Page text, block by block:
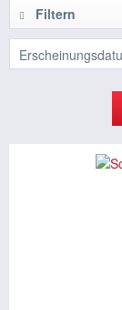
Filtern